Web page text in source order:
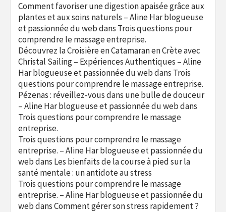
Comment favoriser une digestion apaisée grâce aux
plantes et aux soins naturels – Aline Har blogueuse
et passionnée du webdans Trois questions pour
comprendre le massage entreprise.
Découvrez la Croisière en Catamaran en Crète avec
Christal Sailing – Expériences Authentiques – Aline
Har blogueuse et passionnée du webdans Trois
questions pour comprendre le massage entreprise.
Pézenas : réveillez-vous dans une bulle de douceur
– Aline Har blogueuse et passionnée du webdans
Trois questions pour comprendre le massage
entreprise.
Trois questions pour comprendre le massage
entreprise. – Aline Har blogueuse et passionnée du
webdans Les bienfaits de la course à pied sur la
santé mentale : un antidote au stress
Trois questions pour comprendre le massage
entreprise. – Aline Har blogueuse et passionnée du
webdansComment gérer son stress rapidement ?